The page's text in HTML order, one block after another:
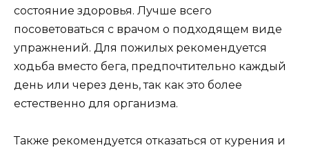
состояние здоровья. Лучше всего
посоветоваться с врачом о подходящем виде
упражнений. Для пожилых рекомендуется
ходьба вместо бега, предпочтительно каждый
день или через день, так как это более
естественно для организма.
Также рекомендуется отказаться от курения и